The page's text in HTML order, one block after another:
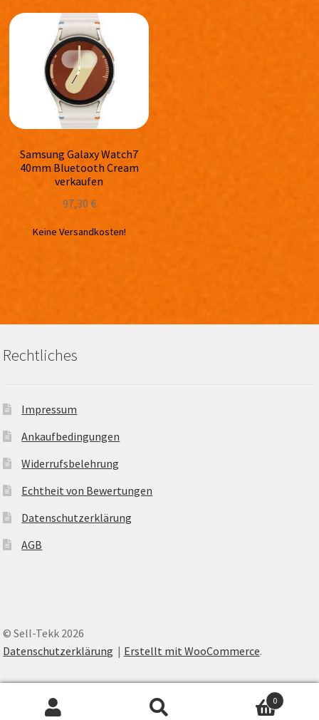
Samsung Galaxy Watch7
40mm Bluetooth Cream
verkaufen
97,30 €
Keine Versandkosten!
Rechtliches
Impressum
Ankaufbedingungen
Widerrufsbelehrung
Echtheit von Bewertungen
Datenschutzerklärung
AGB
© Sell-Tekk 2026
Datenschutzerklärung
Erstellt mit WooCommerce.
0